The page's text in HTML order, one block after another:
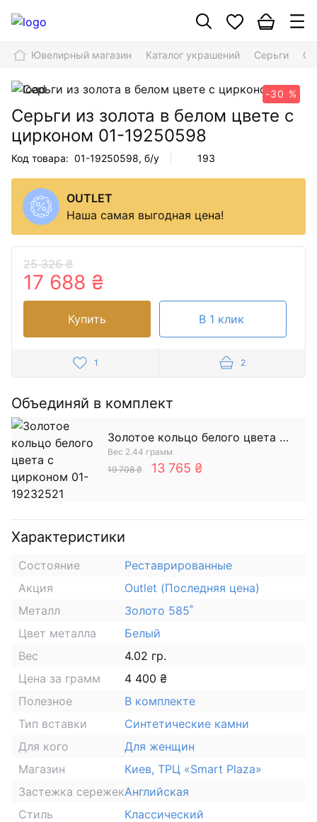
Ювелирный магазин Каталог украшений Серьги
-30 %
Серьги из золота в белом цвете с
цирконом 01-19250598
Код товара: 01-19250598, б/у 193
OUTLET
Наша самая выгодная цена!
25 326 ₴
17 688 ₴
Купить В 1 клик
1 2
Объединяй в комплект
Золотое кольцо белого цвета с
цирконом
Вес 2.44 грамм
19 708 ₴
13 765 ₴
Характеристики
Состояние
Реставрированные
Акция
Outlet (Последняя цена)
Металл
Золото 585˚
Цвет металла
Белый
Вес
4.02 гр.
Цена за грамм
4 400 ₴
Полезное
В комплекте
Тип вставки
Синтетические камни
Для кого
Для женщин
Магазин
Киев, ТРЦ «Smart Plaza»
Застежка сережекАнглийская
Стиль
Классический